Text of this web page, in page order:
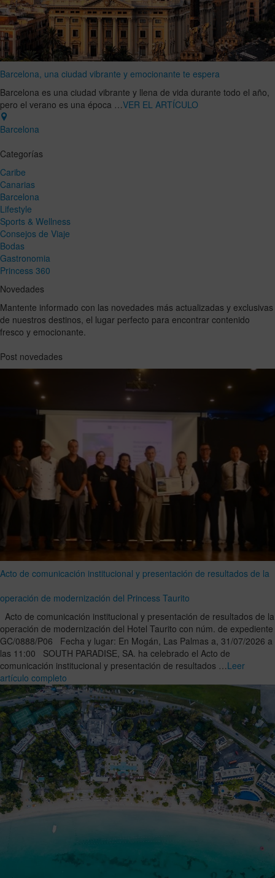
Barcelona, una ciudad vibrante y emocionante te espera
Barcelona es una ciudad vibrante y llena de vida durante todo el año,
pero el verano es una época …VER EL ARTÍCULO
Barcelona
Categorías
Caribe
Canarias
Barcelona
Lifestyle
Sports & Wellness
Consejos de Viaje
Bodas
Gastronomia
Princess 360
Novedades
Mantente informado con las novedades más actualizadas y exclusivas
de nuestros destinos, el lugar perfecto para encontrar contenido
fresco y emocionante.
Post novedades
Acto de comunicación institucional y presentación de resultados de la
operación de modernización del Princess Taurito
Acto de comunicación institucional y presentación de resultados de la
operación de modernización del Hotel Taurito con núm. de expediente
GC/0888/P06 Fecha y lugar: En Mogán, Las Palmas a, 31/07/2026 a
las 11:00 SOUTH PARADISE, SA. ha celebrado el Acto de
comunicación institucional y presentación de resultados …Leer
artículo completo